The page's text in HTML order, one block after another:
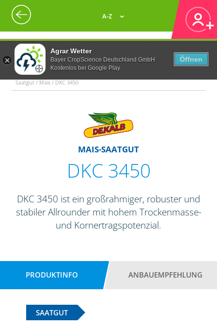
Agrar Wetter
Bayer CropScience Deutschland GmbH
Kostenlos bei Google Play
Öffnen
A-Z
Saatgut / Mais / DKC 3450
MAIS-SAATGUT
DKC 3450
DKC 3450 ist ein großrahmiger, robuster und
stabiler Allrounder mit hohem Trockenmasse-
und Kornertragspotenzial.
PRODUKTINFO ANBAUEMPFEHLUNG
SAATGUT